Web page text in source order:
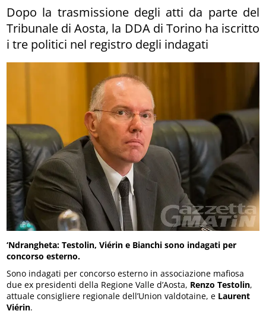
Dopo la trasmissione degli atti da parte del
Tribunale di Aosta, la DDA di Torino ha iscritto
i tre politici nel registro degli indagati
‘Ndrangheta: Testolin, Viérin e Bianchi sono indagati per
concorso esterno.
Sono indagati per concorso esterno in associazione mafiosa
due ex presidenti della Regione Valle d’Aosta, Renzo Testolin,
attuale consigliere regionale dell’Union valdotaine, e Laurent
Viérin.